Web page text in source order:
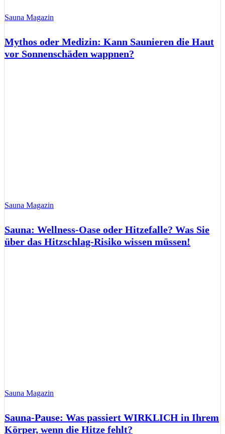
Sauna Magazin
Mythos oder Medizin: Kann Saunieren die Haut
vor Sonnenschäden wappnen?
Sauna Magazin
Sauna: Wellness-Oase oder Hitzefalle? Was Sie
über das Hitzschlag-Risiko wissen müssen!
Sauna Magazin
Sauna-Pause: Was passiert WIRKLICH in Ihrem
Körper, wenn die Hitze fehlt?